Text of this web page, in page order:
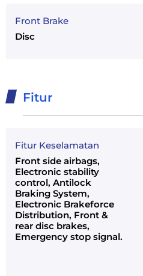
Front Brake
Disc
Fitur
Fitur Keselamatan
Front side airbags,
Electronic stability
control, Antilock
Braking System,
Electronic Brakeforce
Distribution, Front &
rear disc brakes,
Emergency stop signal.